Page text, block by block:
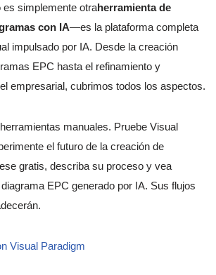
simplemente otraherramienta de
con IA—es la plataforma completa
impulsado por IA. Desde la creación
EPC hasta el refinamiento y
empresarial, cubrimos todos los aspectos.
manuales. Pruebe Visual
el futuro de la creación de
gratis, describa su proceso y vea
EPC generado por IA. Sus flujos
Visual Paradigm